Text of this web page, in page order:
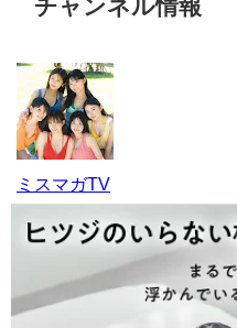
チャンネル情報
ミスマガTV